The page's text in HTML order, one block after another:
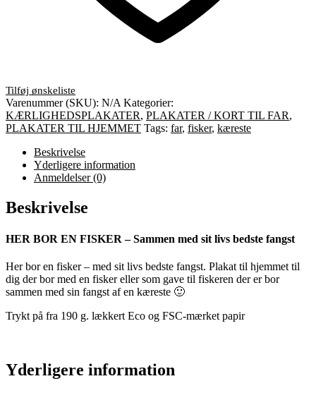
Varenummer (SKU): N/A Kategorier:
KÆRLIGHEDSPLAKATER, PLAKATER / KORT TIL FAR,
PLAKATER TIL HJEMMET Tags: far, fisker, kæreste
Beskrivelse
Yderligere information
Anmeldelser (0)
Beskrivelse
HER BOR EN FISKER – Sammen med sit livs bedste fangst
Her bor en fisker – med sit livs bedste fangst. Plakat til hjemmet til
dig der bor med en fisker eller som gave til fiskeren der er bor
sammen med sin fangst af en kæreste 🙂
Trykt på fra 190 g. lækkert Eco og FSC-mærket papir
Yderligere information